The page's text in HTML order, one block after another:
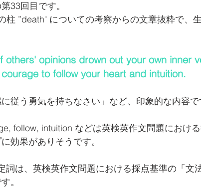
33回目です。
柱 ”death" についての考察からの文章抜粋で、
others' opinions drown out your own inner
to follow your heart and intuition.
従う勇気を持ちなさい」など、印象的な内容で
follow, intuition などは英検英作文問題におけ
効果がありそうです。
詞は、英検英作文問題における採点基準の「文
。